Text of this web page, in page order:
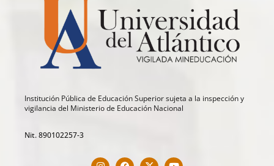
Institución Pública de Educación Superior sujeta a la inspección y
vigilancia del Ministerio de Educación Nacional
Nit. 890102257-3